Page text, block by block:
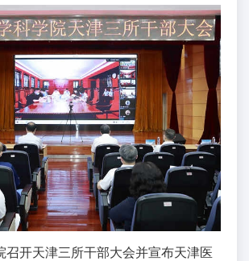
召开天津三所干部大会并宣布天津医